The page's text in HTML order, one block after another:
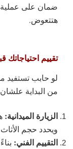
ضمان على
هتتعوض.
تقييم احتياجاتك
لو حابب تستفيد
من البداية
الزيارة الميدانية:
ويحدد حجم
التقييم الفني: